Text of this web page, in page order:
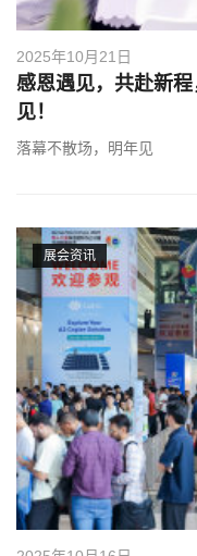
2025年10月21日
感恩遇见，共赴新
见！
落幕不散场，明年见
展会资讯